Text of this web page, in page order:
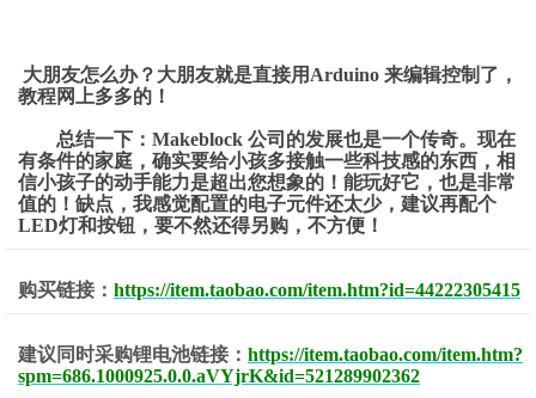
大朋友怎么办？大朋友就是直接用Arduino 来编辑控制了，
教程网上多多的！
总结一下：Makeblock 公司的发展也是一个传奇。现在
有条件的家庭，确实要给小孩多接触一些科技感的东西，相
信小孩子的动手能力是超出您想象的！能玩好它，也是非常
值的！ 缺点，我感觉配置的电子元件还太少，建议再配个
LED灯和按钮，要不然还得另购，不方便！
购买链接： https://item.taobao.com/item.htm?id=44222305415
建议同时采购锂电池链接： https://item.taobao.com/item.htm?
spm=686.1000925.0.0.aVYjrK&id=521289902362